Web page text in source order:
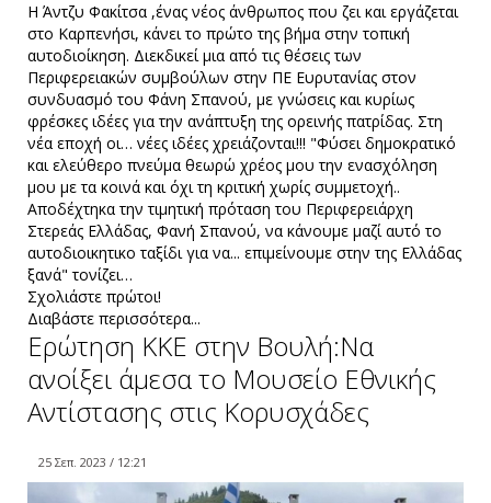
Η Άντζυ Φακίτσα ,ένας νέος άνθρωπος που ζει και εργάζεται
στο Καρπενήσι, κάνει το πρώτο της βήμα στην τοπική
αυτοδιοίκηση. Διεκδικεί μια από τις θέσεις των
Περιφερειακών συμβούλων στην ΠΕ Ευρυτανίας στον
συνδυασμό του Φάνη Σπανού, με γνώσεις και κυρίως
φρέσκες ιδέες για την ανάπτυξη της ορεινής πατρίδας. Στη
νέα εποχή οι… νέες ιδέες χρειάζονται!!! "Φύσει δημοκρατικό
και ελεύθερο πνεύμα θεωρώ χρέος μου την ενασχόληση
μου με τα κοινά και όχι τη κριτική χωρίς συμμετοχή..
Αποδέχτηκα την τιμητική πρόταση του Περιφερειάρχη
Στερεάς Ελλάδας, Φανή Σπανού, να κάνουμε μαζί αυτό το
αυτοδιοικητικο ταξίδι για να... επιμείνουμε στην της Ελλάδας
ξανά" τονίζει…
Σχολιάστε πρώτοι!
Διαβάστε περισσότερα...
Ερώτηση ΚΚΕ στην Βουλή:Να
ανοίξει άμεσα το Μουσείο Εθνικής
Αντίστασης στις Κορυσχάδες
25 Σεπ. 2023 / 12:21